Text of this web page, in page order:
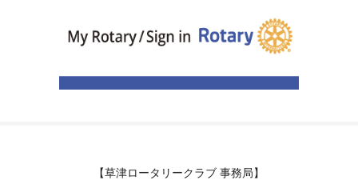
【草津ロータリークラブ 事務局】